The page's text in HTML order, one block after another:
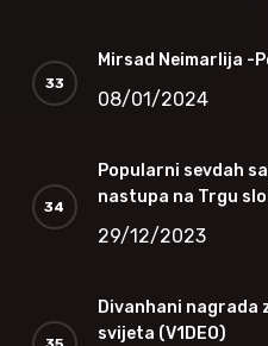
Mirsad Neimarlija -
08/01/2024
Popularni sevdah
nastupa na Trgu
29/12/2023
Divanhani nagrada
svijeta (V1DEO)